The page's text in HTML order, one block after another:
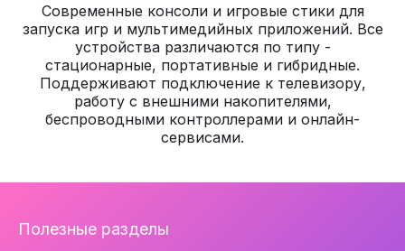
Современные консоли и игровые стики для
запуска игр и мультимедийных приложений. Все
устройства различаются по типу -
стационарные, портативные и гибридные.
Поддерживают подключение к телевизору,
работу с внешними накопителями,
беспроводными контроллерами и онлайн-
сервисами.
Навигация
Полезные разделы